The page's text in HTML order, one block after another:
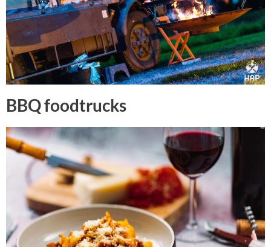
BBQ foodtrucks